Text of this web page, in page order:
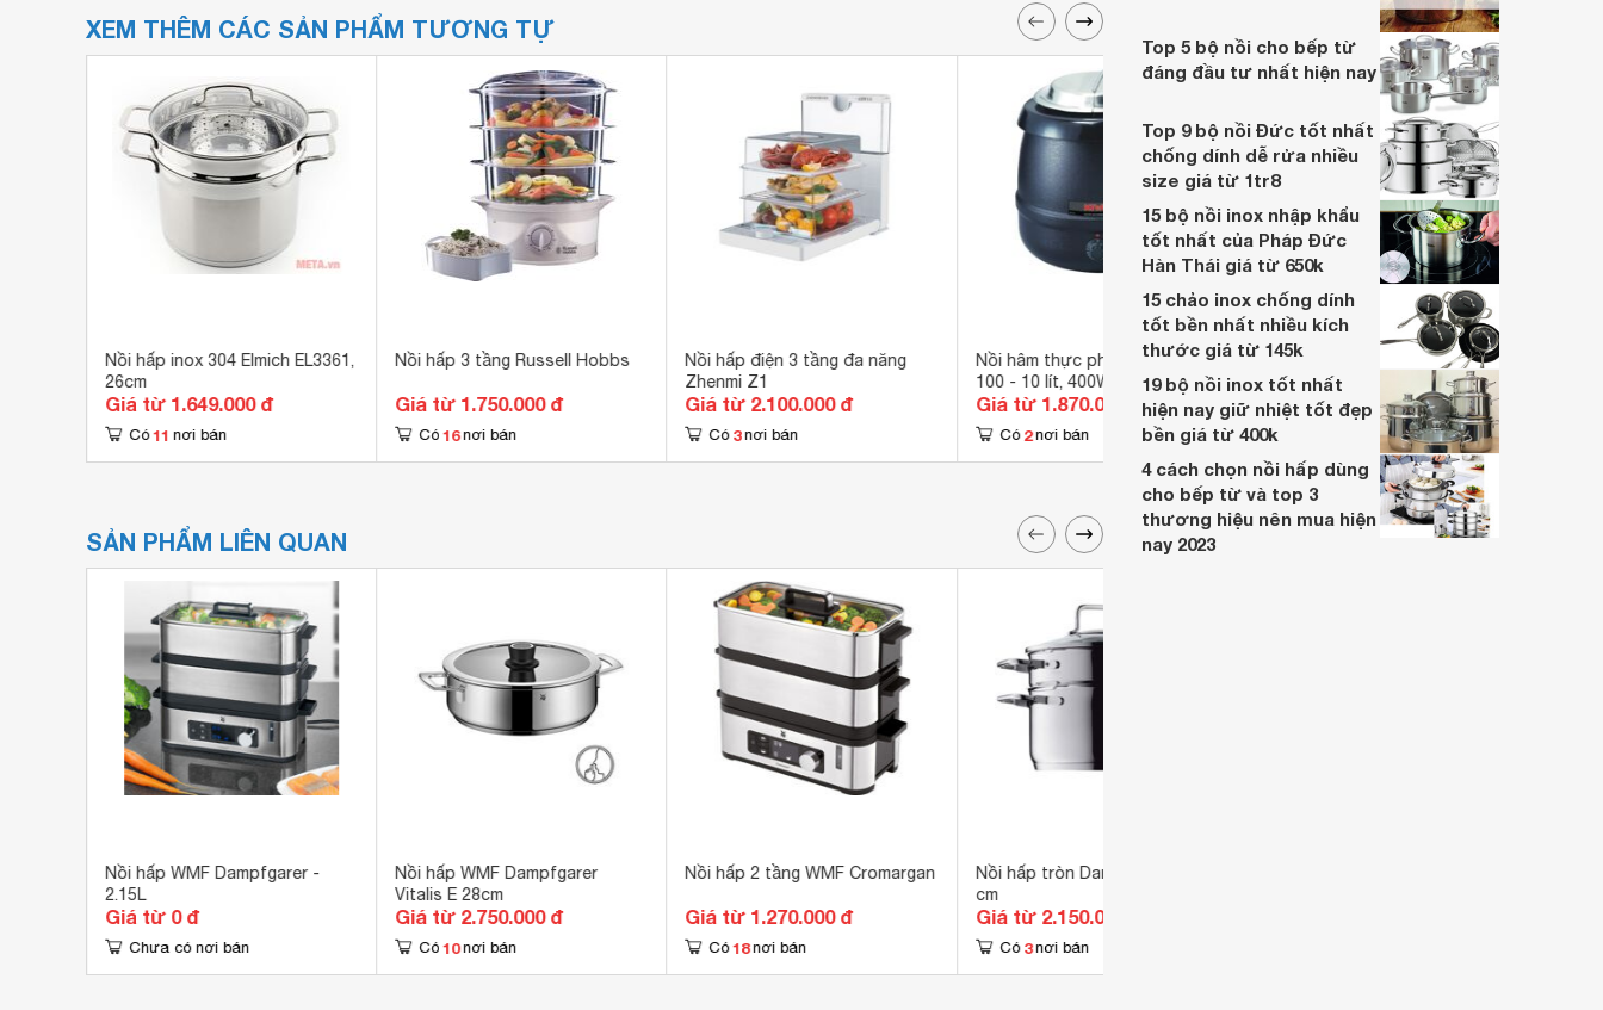
XEM THÊM CÁC SẢN PHẨM TƯƠNG TỰ
Nồi hấp inox 304 Elmich EL3361,
26cm
Giá từ 1.649.000 đ
Có 11 nơi bán
Nồi hấp 3 tầng Russell Hobbs
Giá từ 1.750.000 đ
Có 16 nơi bán
Nồi hấp điện 3 tầng đa năng
Zhenmi Z1
Giá từ 2.100.000 đ
Có 3 nơi bán
Nồi hâm thực phẩm Kiwa MK-
100 - 10 lít, 400W
Giá từ 1.870.000 đ
Có 2 nơi bán
Lò hấp Munchen MTR-6
Giá từ 1.870.000 đ
nơi bán
SẢN PHẨM LIÊN QUAN
Nồi hấp WMF Dampfgarer -
2.15L
Giá từ 0 đ
Chưa có nơi bán
Nồi hấp WMF Dampfgarer
Vitalis E 28cm
Giá từ 2.750.000 đ
Có 10 nơi bán
Nồi hấp 2 tầng WMF Cromargan
Giá từ 1.270.000 đ
Có 18 nơi bán
Nồi hấp tròn Dampfer WMF 20
cm
Giá từ 2.150.000 đ
Có 3 nơi bán
Top 5 bộ nồi cho bếp từ
đáng đầu tư nhất hiện nay
Top 9 bộ nồi Đức tốt nhất
chống dính dễ rửa nhiều
size giá từ 1tr8
15 bộ nồi inox nhập khẩu
tốt nhất của Pháp Đức
Hàn Thái giá từ 650k
15 chảo inox chống dính
tốt bền nhất nhiều kích
thước giá từ 145k
19 bộ nồi inox tốt nhất
hiện nay giữ nhiệt tốt đẹp
bền giá từ 400k
4 cách chọn nồi hấp dùng
cho bếp từ và top 3
thương hiệu nên mua hiện
nay 2023